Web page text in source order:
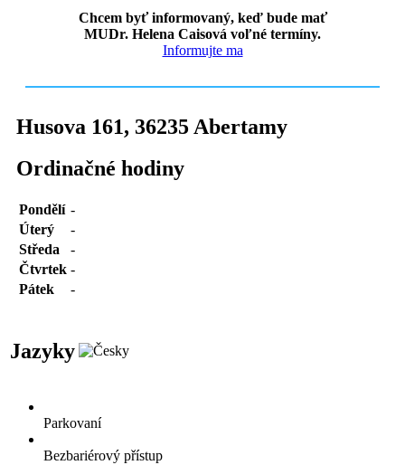
Chcem byť informovaný, keď bude mať
MUDr. Helena Caisová voľné termíny.
Informujte ma
Husova 161, 36235 Abertamy
Ordinačné hodiny
Pondělí -
Úterý
-
Středa
-
Čtvrtek -
Pátek
-
Jazyky
Parkovaní
Bezbariérový přístup